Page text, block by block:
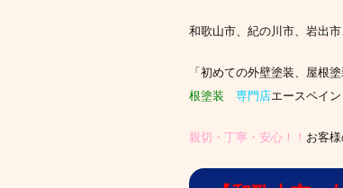
和歌山市、紀の川市、岩出
「初めての外壁塗装、屋根
根塗装
専門店エースペイ
親切・丁寧・安心！！ お客